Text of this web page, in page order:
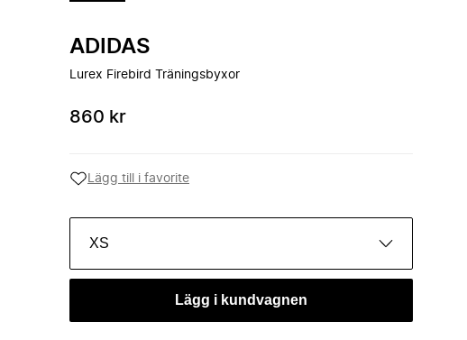
ADIDAS
Lurex Firebird Träningsbyxor
860 kr
Lägg till i favorite
XS
Lägg i kundvagnen